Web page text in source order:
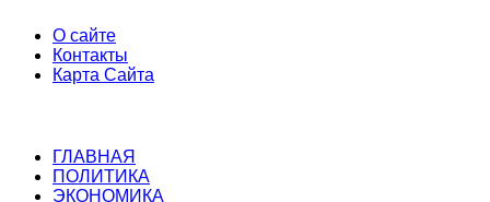
О сайте
Контакты
Карта Сайта
ГЛАВНАЯ
ПОЛИТИКА
ЭКОНОМИКА